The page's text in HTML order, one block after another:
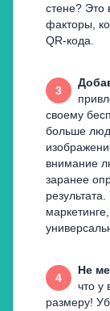
стене? Это
факторы,
QR-кода.
3
своему
больше
внимание
заранее
4
Не
что у
размеру!